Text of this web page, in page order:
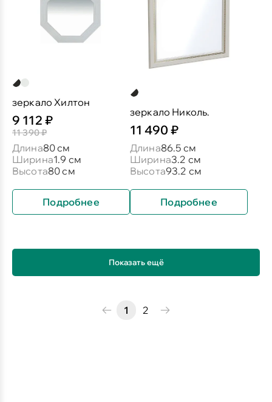
зеркало Хилтон
9 112 ₽
11 390 ₽
Длина80 см
Ширина1.9 см
Высота80 см
Подробнее
зеркало Николь.
11 490 ₽
Длина86.5 см
Ширина3.2 см
Высота93.2 см
Подробнее
Показать ещё
1 2